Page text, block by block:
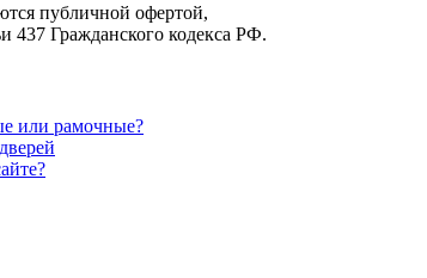
публичной офертой,
437 Гражданского кодекса РФ.
или рамочные?